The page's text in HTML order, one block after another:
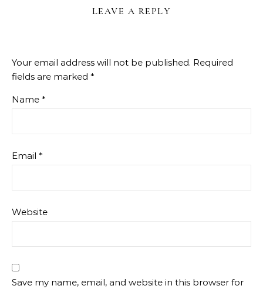
LEAVE A REPLY
Your email address will not be published. Required
fields are marked *
Name *
Email *
Website
Save my name, email, and website in this browser for